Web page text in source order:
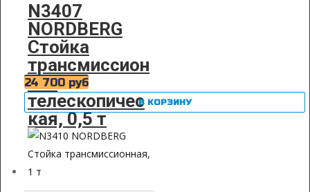
N3407
NORDBERG
Стойка
трансмиссион
ная
телескопичес
кая, 0,5 т
24 700 руб
В КОРЗИНУ